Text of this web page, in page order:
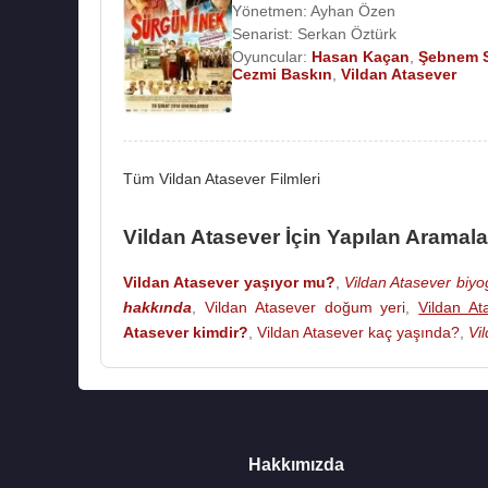
2004 - Azize (TV Dizisi)
2004 - 2 Genç Kız (Handan) (Sinema Filmi)2004
2003 - 2004 - Kurtlar Vadisi (Nazlı Bekiroğlu)
2001 - Güz Gülleri (Yonca) (TV Dizisi)
Yönetmen: Ayhan Özen
Senarist: Serkan Öztürk
Oyuncular: Hasan Kaçan Şebnem
Cezmi Baskın Vildan Atasever
Tüm Vildan Atasever Filmleri
Vildan Atasever İçin Yapılan
Vildan Atasever yaşıyor mu?, Vildan Atasever
hakkında, Vildan Atasever doğum yeri,Vildan
Atasever kimdir?, Vildan Atasever kaç yaşında?,
Hakkımızda